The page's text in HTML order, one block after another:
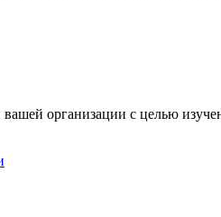
организации с целью